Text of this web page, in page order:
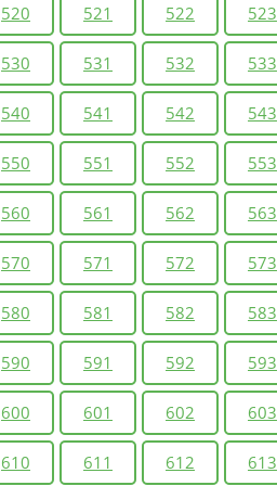
520 521 522 523
530 531 532 533
540 541 542 543
550 551 552 553
560 561 562 563
570 571 572 573
580 581 582 583
590 591 592 593
600 601 602 603
610 611 612 613